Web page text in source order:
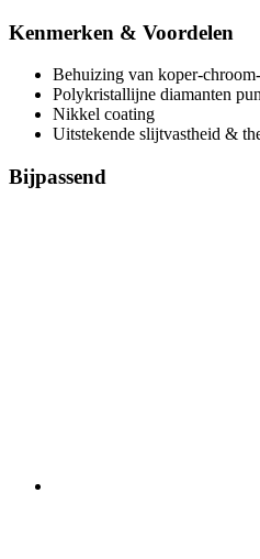
Kenmerken & Voordelen
Behuizing van koper-
Polykristallijne diamanten
Nikkel coating
Uitstekende slijtvastheid &
Bijpassend